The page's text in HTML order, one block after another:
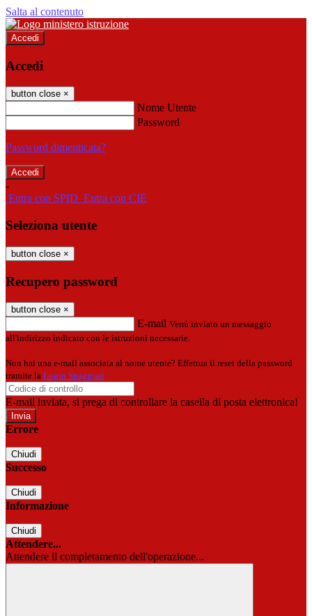
Salta al contenuto
Accedi
Accedi
button close ×
Nome Utente
Password
Password dimenticata?
-
Entra con SPID Entra con CIE
Seleziona utente
button close ×
Recupero password
button close ×
E-mail Verrà inviato un messaggio
all'indirizzo indicato con le istruzioni necessarie.
Non hai una e-mail associata al nome utente? Effettua il reset della password
tramite la Login Spaggiari
E-mail inviata, si prega di controllare la casella di posta elettronica!
Errore
Chiudi
Successo
Chiudi
Informazione
Chiudi
Attendere...
Attendere il completamento dell'operazione...